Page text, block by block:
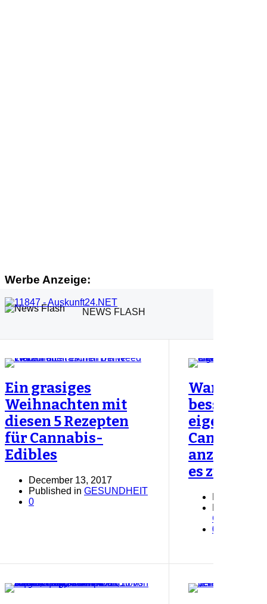
Werbe Anzeige:
NEWS FLASH
Ein grasiges
Weihnachten mit
diesen 5 Rezepten
für Cannabis-
Edibles
December 13, 2017
Published in GESUNDHEIT
0
Warum es
besser ist,
eigenes
Cannabis
es zu
0